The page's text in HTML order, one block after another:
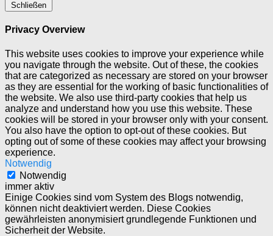
Schließen
Privacy Overview
This website uses cookies to improve your experience while
you navigate through the website. Out of these, the cookies
that are categorized as necessary are stored on your browser
as they are essential for the working of basic functionalities of
the website. We also use third-party cookies that help us
analyze and understand how you use this website. These
cookies will be stored in your browser only with your consent.
You also have the option to opt-out of these cookies. But
opting out of some of these cookies may affect your browsing
experience.
Notwendig
Notwendig
immer aktiv
Einige Cookies sind vom System des Blogs notwendig,
können nicht deaktiviert werden. Diese Cookies
gewährleisten anonymisiert grundlegende Funktionen und
Sicherheit der Website.